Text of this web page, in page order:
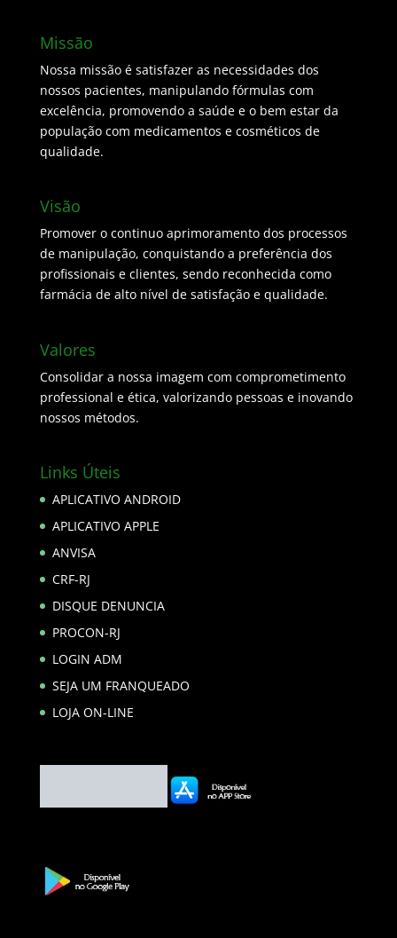
Missão
Nossa missão é satisfazer as necessidades dos
nossos pacientes, manipulando fórmulas com
excelência, promovendo a saúde e o bem estar da
população com medicamentos e cosméticos de
qualidade.
Visão
Promover o continuo aprimoramento dos processos
de manipulação, conquistando a preferência dos
profissionais e clientes, sendo reconhecida como
farmácia de alto nível de satisfação e qualidade.
Valores
Consolidar a nossa imagem com comprometimento
professional e ética, valorizando pessoas e inovando
nossos métodos.
Links Úteis
APLICATIVO ANDROID
APLICATIVO APPLE
ANVISA
CRF-RJ
DISQUE DENUNCIA
PROCON-RJ
LOGIN ADM
SEJA UM FRANQUEADO
LOJA ON-LINE